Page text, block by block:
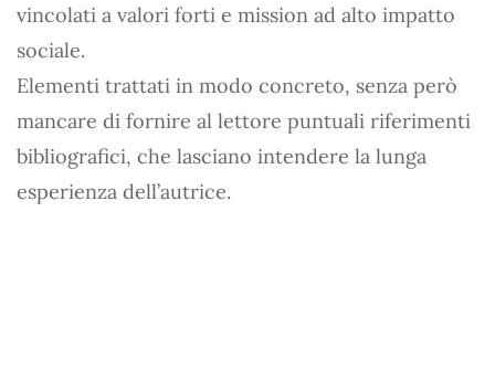
vincolati a valori forti e mission ad alto impatto
sociale.
Elementi trattati in modo concreto, senza però
mancare di fornire al lettore puntuali riferimenti
bibliografici, che lasciano intendere la lunga
esperienza dell’autrice.